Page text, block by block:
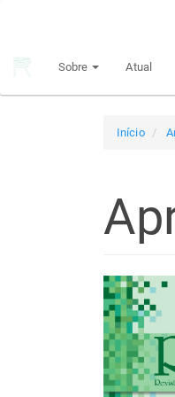
principal
Sobre Atual
Início
Barra
de